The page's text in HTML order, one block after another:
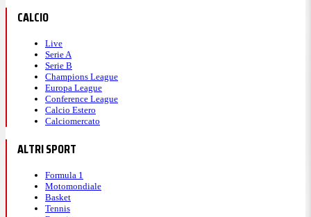
CALCIO
Live
Serie A
Serie B
Champions League
Europa League
Conference League
Calcio Estero
Calciomercato
ALTRI SPORT
Formula 1
Motomondiale
Basket
Tennis